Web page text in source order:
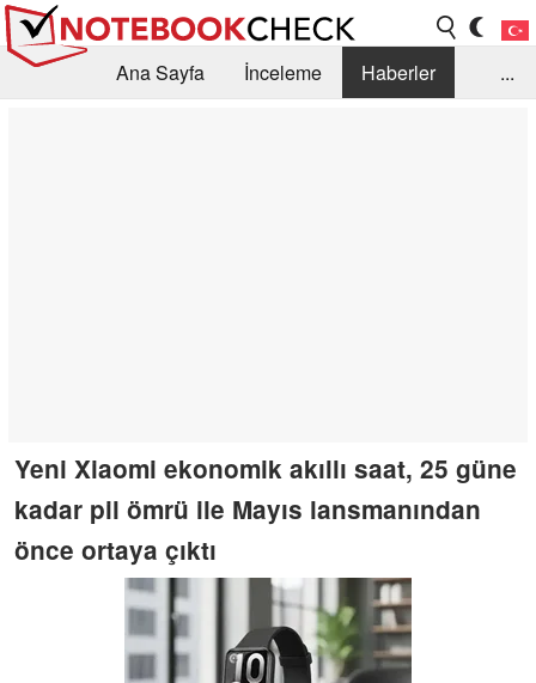
Ana Sayfa İnceleme
Haberler
...
Yeni Xiaomi ekonomik akıllı saat, 25 güne
kadar pil ömrü ile Mayıs lansmanından
önce ortaya çıktı